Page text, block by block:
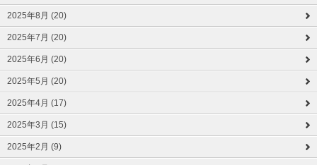
2025年8月 (20)
2025年7月 (20)
2025年6月 (20)
2025年5月 (20)
2025年4月 (17)
2025年3月 (15)
2025年2月 (9)